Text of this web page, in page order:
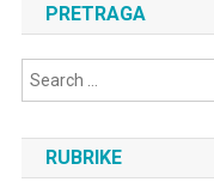
PRETRAGA
RUBRIKE